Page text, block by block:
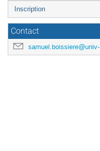
Inscription
Contact
samuel.boissiere@univ-poitiers.fr